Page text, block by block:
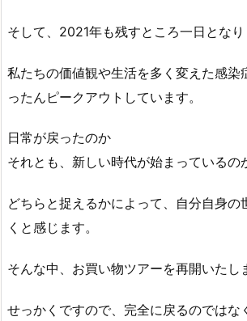
そして、2021年も残すところ一日となり
私たちの価値観や生活を多く変えた感染
ったんピークアウトしています。
日常が戻ったのか
それとも、新しい時代が始まっているの
どちらと捉えるかによって、自分自身の
くと感じます。
そんな中、お買い物ツアーを再開いたし
せっかくですので、完全に戻るのではな